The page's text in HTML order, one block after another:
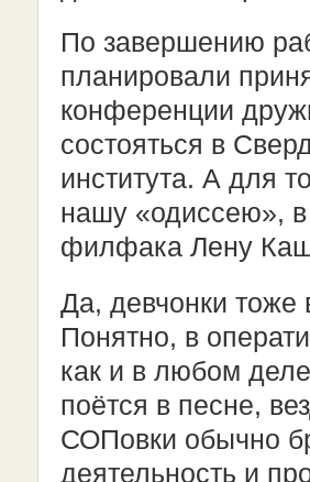
По завершению
планировали
конференции
состояться в
института. А для
нашу «одиссею», в
филфака Лену
Да, девчонки тоже
Понятно, в
как и в любом
поётся в песне,
СОПовки обычно
деятельность и